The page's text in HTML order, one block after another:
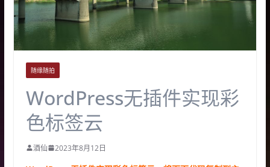
随缘随拍
WordPress无插件实现彩
色标签云
酒仙 2023年8月12日